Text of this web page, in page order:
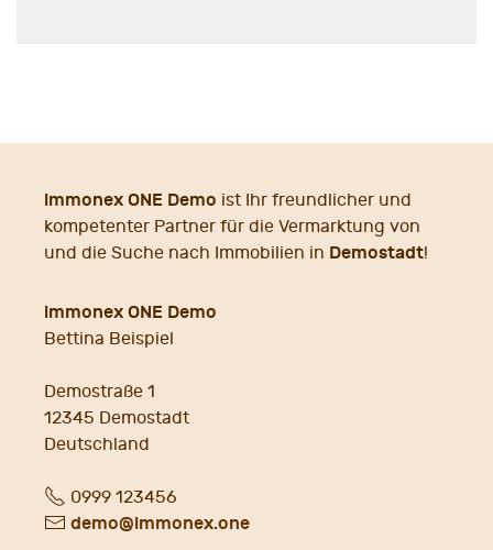
immonex ONE Demo ist Ihr freundlicher und
kompetenter Partner für die Vermarktung von
und die Suche nach Immobilien in Demostadt!
immonex ONE Demo
Bettina Beispiel
Demostraße 1
12345 Demostadt
Deutschland
Fon0999 123456
E- demo@immonex.one